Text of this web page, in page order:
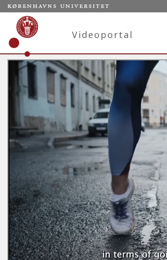
Videoportal